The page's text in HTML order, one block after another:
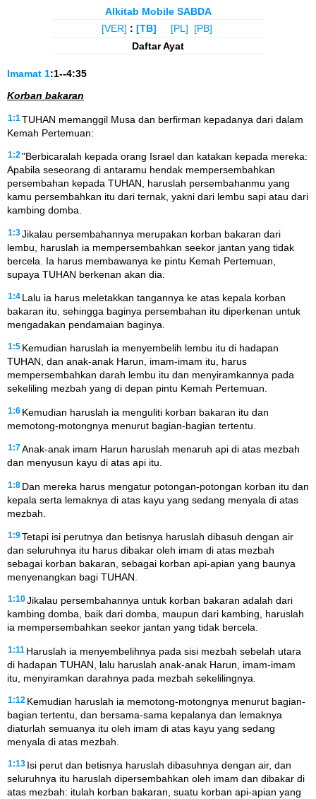
Alkitab Mobile SABDA
[VER] : [TB] [PL]
[PB]
Daftar Ayat
Imamat 1:1--4:35
Korban bakaran
1:1 TUHAN memanggil Musa dan berfirman kepadanya dari dalam
Kemah Pertemuan:
1:2 "Berbicaralah kepada orang Israel dan katakan kepada mereka:
Apabila seseorang di antaramu hendak mempersembahkan
persembahan kepada TUHAN, haruslah persembahanmu yang
kamu persembahkan itu dari ternak, yakni dari lembu sapi atau dari
kambing domba.
1:3Jikalau persembahannya merupakan korban bakaran dari
lembu, haruslah ia mempersembahkan seekor jantan yang tidak
bercela. Ia harus membawanya ke pintu Kemah Pertemuan,
supaya TUHAN berkenan akan dia.
1:4 Lalu ia harus meletakkan tangannya ke atas kepala korban
bakaran itu, sehingga baginya persembahan itu diperkenan untuk
mengadakan pendamaian baginya.
1:5 Kemudian haruslah ia menyembelih lembu itu di hadapan
TUHAN, dan anak-anak Harun, imam-imam itu, harus
mempersembahkan darah lembu itu dan menyiramkannya pada
sekeliling mezbah yang di depan pintu Kemah Pertemuan.
1:6 Kemudian haruslah ia menguliti korban bakaran itu dan
memotong-motongnya menurut bagian-bagian tertentu.
1:7Anak-anak imam Harun haruslah menaruh api di atas mezbah
dan menyusun kayu di atas api itu.
1:8 Dan mereka harus mengatur potongan-potongan korban itu dan
kepala serta lemaknya di atas kayu yang sedang menyala di atas
mezbah.
1:9Tetapi isi perutnya dan betisnya haruslah dibasuh dengan air
dan seluruhnya itu harus dibakar oleh imam di atas mezbah
sebagai korban bakaran, sebagai korban api-apian yang baunya
menyenangkan bagi TUHAN.
1:10Jikalau persembahannya untuk korban bakaran adalah dari
kambing domba, baik dari domba, maupun dari kambing, haruslah
ia mempersembahkan seekor jantan yang tidak bercela.
1:11 Haruslah ia menyembelihnya pada sisi mezbah sebelah utara
di hadapan TUHAN, lalu haruslah anak-anak Harun, imam-imam
itu, menyiramkan darahnya pada mezbah sekelilingnya.
1:12 Kemudian haruslah ia memotong-motongnya menurut bagian-
bagian tertentu, dan bersama-sama kepalanya dan lemaknya
diaturlah semuanya itu oleh imam di atas kayu yang sedang
menyala di atas mezbah.
1:13 Isi perut dan betisnya haruslah dibasuhnya dengan air, dan
seluruhnya itu haruslah dipersembahkan oleh imam dan dibakar di
atas mezbah: itulah korban bakaran, suatu korban api-apian yang